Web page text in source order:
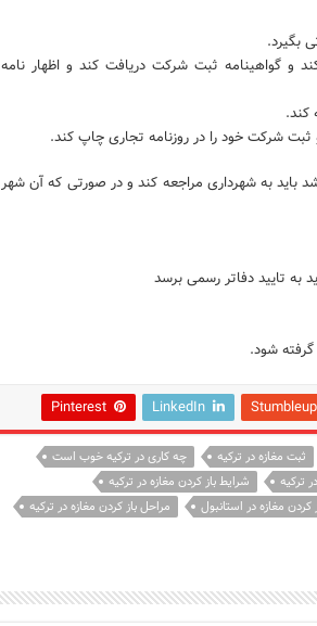
بگیرد.
و گواهینامه ثبت شرکت دریافت کند و اظهار نامه
کند.
ثبت شرکت خود را در روزنامه تجاری چاپ کند.
باید به شهرداری مراجعه کند و در صورتی که آن شهر
به تایید دفاتر رسمی برسد
گرفته شود.
LinkedIn
Pinterest
ثبت مغازه در ترکیه
چه کاری در ترکیه خوب است
ترکیه
شرایط باز کردن مغازه در ترکیه
کردن مغازه در استانبول
مراحل باز کردن مغازه در ترکیه